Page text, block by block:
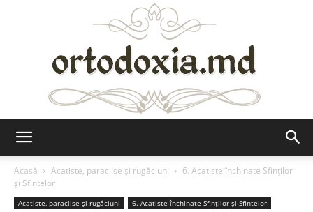
Acasă
Acatiste, paraclise și rugăciuni
6. Acatiste închinate Sfinților
și Sfintelor
Acatiste, paraclise și rugăciuni 6. Acatiste închinate Sfinților și Sfintelor